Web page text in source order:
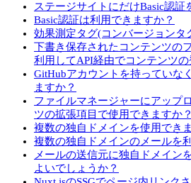
ステージサイトにだけBasic認証
Basic認証は利用できますか？
効果測定タグ(コンバージョンタ
下書き保存されたコンテンツの
利用してAPI経由でコンテンツ
GitHubアカウントを持っていな
ますか？
ファイルマネージャーにアップ
ツの拡張項目で使用できますか？
複数の独自ドメインを使用でき
複数の独自ドメインのメールを
メールの送信元に独自ドメイン
よいでしょうか？